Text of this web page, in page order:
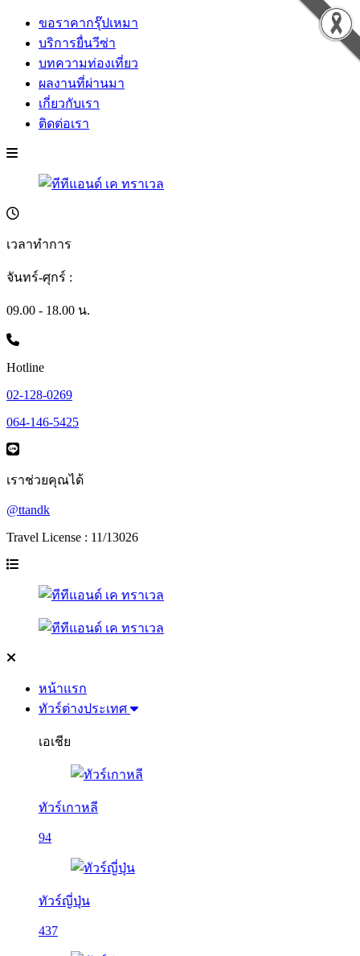
ขอราคากรุ๊ปเหมา
บริการยื่นวีซ่า
บทความท่องเที่ยว
ผลงานที่ผ่านมา
เกี่ยวกับเรา
ติดต่อเรา
เวลาทำการ
จันทร์-ศุกร์ :
09.00 - 18.00 น.
Hotline
02-128-0269
064-146-5425
เราช่วยคุณได้
@ttandk
Travel License : 11/13026
หน้าแรก
ทัวร์ต่างประเทศ
เอเชีย
ทัวร์เกาหลี
94
ทัวร์ญี่ปุ่น
437